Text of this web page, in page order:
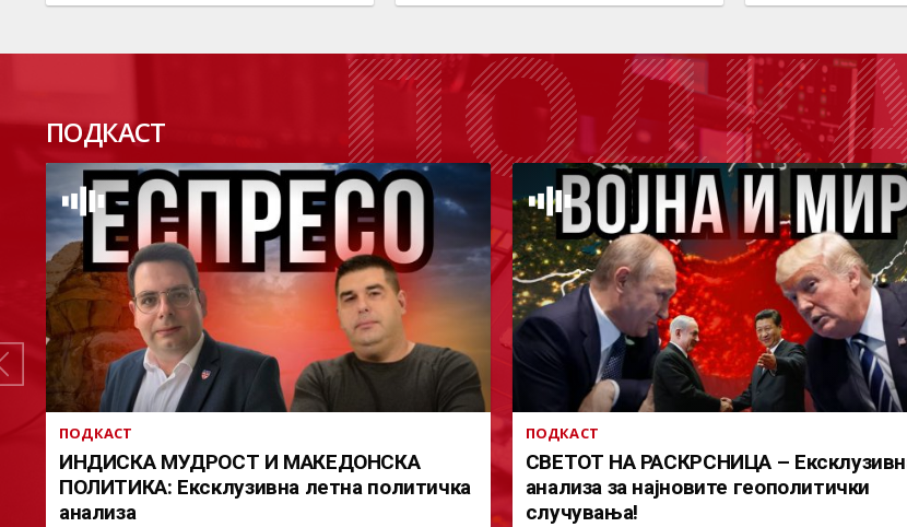
ПОДКАСТ
ПОДКАСТ
ИНДИСКА МУДРОСТ И МАКЕДОНСКА
ПОЛИТИКА: Ексклузивна летна политичка
анализа
ПОДКАСТ
СВЕТОТ НА РАСКРСНИЦА –
анализа за најновите геополитички
случувања!